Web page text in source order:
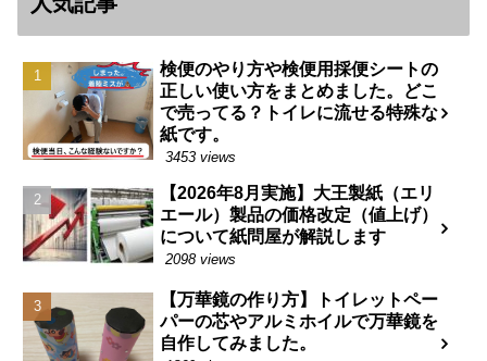
検便のやり方や検便用採便シートの
正しい使い方をまとめました。どこ
で売ってる？トイレに流せる特殊な
紙です。
3453 views
【2026年8月実施】大王製紙（エリ
エール）製品の価格改定（値上げ）
について紙問屋が解説します
2098 views
【万華鏡の作り方】トイレットペー
パーの芯やアルミホイルで万華鏡を
自作してみました。